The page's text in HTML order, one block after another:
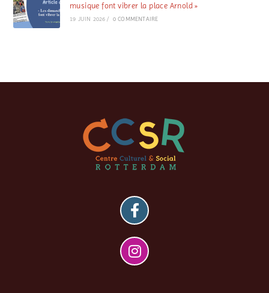
musique font vibrer la place Arnold »
19 JUIN 2026 / 0 COMMENTAIRE